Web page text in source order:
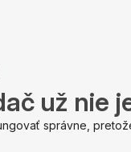
už nie
správne,